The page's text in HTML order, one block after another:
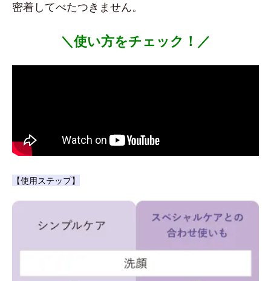
密着してべたつきません。
＼使い方をチェック！／
【使用ステップ】